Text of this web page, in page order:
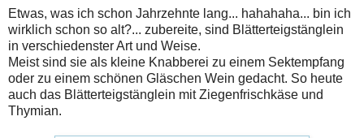
Etwas, was ich schon Jahrzehnte lang... hahahaha... bin ich
wirklich schon so alt?... zubereite, sind Blätterteigstänglein
in verschiedenster Art und Weise.
Meist sind sie als kleine Knabberei zu einem Sektempfang
oder zu einem schönen Gläschen Wein gedacht. So heute
auch das Blätterteigstänglein mit Ziegenfrischkäse und
Thymian.